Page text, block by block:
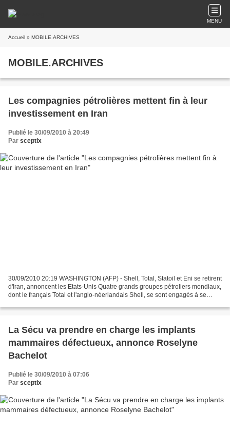
MENU
Accueil » MOBILE.ARCHIVES
MOBILE.ARCHIVES
Les compagnies pétrolières mettent fin à leur
investissement en Iran
Publié le 30/09/2010 à 20:49
Par sceptix
30/09/2010 20:19 WASHINGTON (AFP) - Shell, Total, Statoil et Eni se retirent
d'Iran, annoncent les Etats-Unis Quatre grands groupes pétroliers mondiaux,
dont le français Total et l'anglo-néerlandais Shell, se sont engagés à se
La Sécu va prendre en charge les implants
mammaires défectueux, annonce Roselyne
Bachelot
Publié le 30/09/2010 à 07:06
Par sceptix